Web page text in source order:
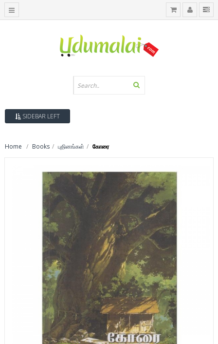
SIDEBAR LEFT
Home Books புதினங்கள் கோரை